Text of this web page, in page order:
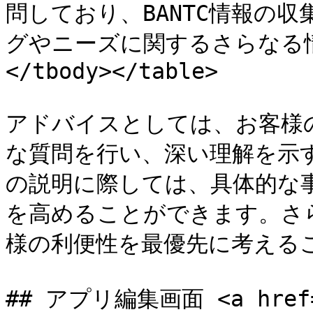
問しており、BANTC情報の
グやニーズに関するさらな
</tbody></table>
アドバイスとしては、お客
な質問を行い、深い理解を示
の説明に際しては、具体的
を高めることができます。
様の利便性を最優先に考える
## アプリ編集画面 <a